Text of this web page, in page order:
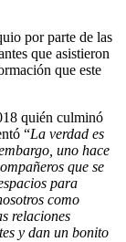
por parte de las
que asistieron
que este
quién culminó
“La verdad es
uno hace
que se
para
como
relaciones
y dan un bonito